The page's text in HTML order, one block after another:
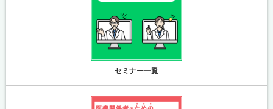
セミナー一覧